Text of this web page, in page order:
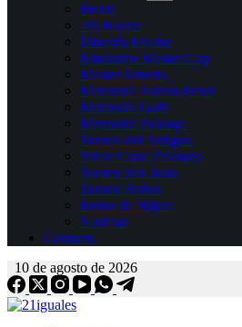
Berria
4½ Huarte
Dinastía Etxabe
Emakume Master Cup
Master Arnedo
Memorial Antton Pebet
Memorial Goñi
Memorial Zuloaga
Torneo del Antiguo
Tricio Cuna Pelotaris
Torneo San Juan
Torneo Baños
Reino de Nájera
Noticias
Contacto
10 de agosto de 2026